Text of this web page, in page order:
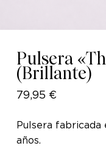
Pulsera
(Brillante)
79,95 €
Pulsera fabricada
años.